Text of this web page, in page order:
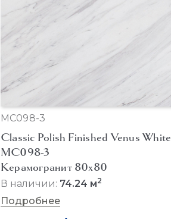
MC098-3
Classic Polish Finished Venus White
MC098-3
Керамогранит 80x80
В наличии: 74.24 м2
Подробнее